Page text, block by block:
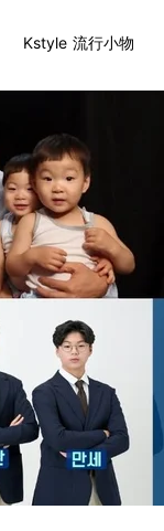
Kstyle 流行小物